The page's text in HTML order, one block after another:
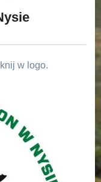
w logo.